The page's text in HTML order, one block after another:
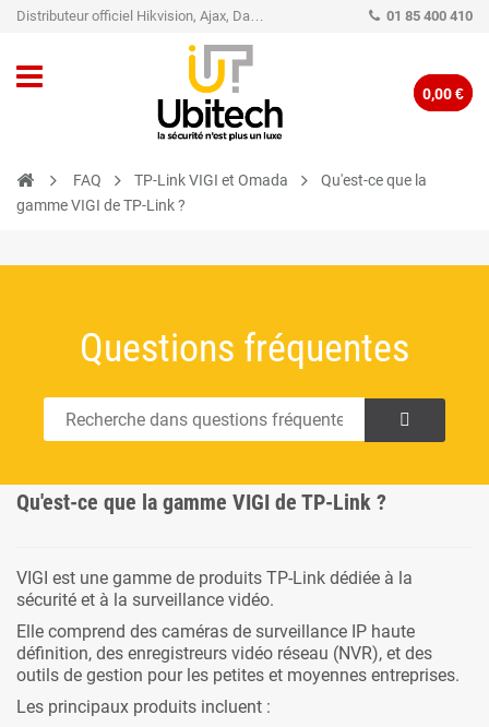
Distributeur officiel Hikvision, Ajax, Dahua, TP-Link - Caméra de vidéo surveillance - Alarme 01 85 400 410
0,00 €
FAQ TP-Link VIGI et Omada
Qu'est-ce que la
gamme VIGI de TP-Link ?
Questions fréquentes
Qu'est-ce que la gamme VIGI de TP-Link ?
VIGI est une gamme de produits TP-Link dédiée à la
sécurité et à la surveillance vidéo.
Elle comprend des caméras de surveillance IP haute
définition, des enregistreurs vidéo réseau (NVR), et des
outils de gestion pour les petites et moyennes entreprises.
Les principaux produits incluent :